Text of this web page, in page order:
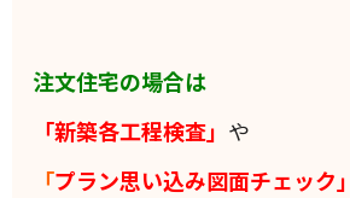
注文住宅の場合は
「新築各工程検査」 や
「プラン思い込み図面チェック」